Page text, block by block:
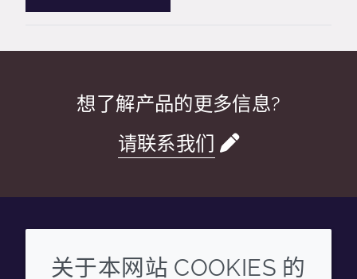
想了解产品的更多信息?
请联系我们
WechatYouku Zhihu Tiktok
关于本网站 COOKIES 的